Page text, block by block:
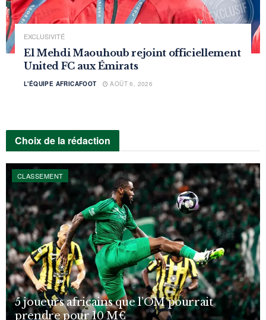
EXCLUSIVITÉ
El Mehdi Maouhoub rejoint officiellement
United FC aux Émirats
L'ÉQUIPE AFRICAFOOT AOÛT 6, 2026
Choix de la rédaction
CLASSEMENT
5 joueurs africains que l’OM pourrait
prendre pour 10 M€